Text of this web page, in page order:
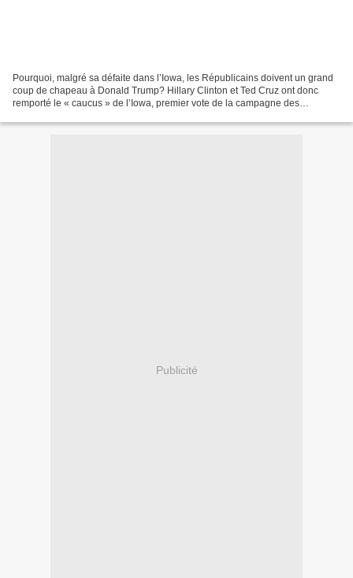
Pourquoi, malgré sa défaite dans l’Iowa, les Républicains doivent un grand
coup de chapeau à Donald Trump? Hillary Clinton et Ted Cruz ont donc
remporté le « caucus » de l’Iowa, premier vote de la campagne des
Publicité